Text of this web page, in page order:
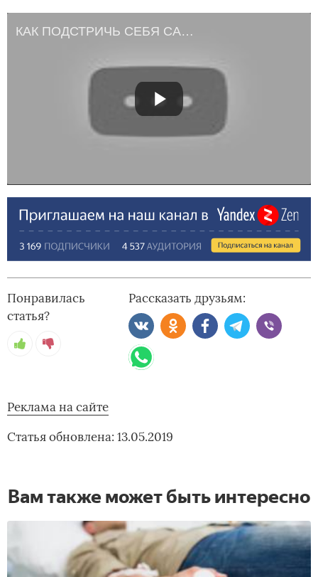
КАК ПОДСТРИЧЬ СЕБЯ САМОЙ || Стрижка Каскад Лесенка на длинные волосы подравнять лайфхак ✿Mari Link✿
Понравилась
статья?
Рассказать друзьям:
Реклама на сайте
Статья обновлена: 13.05.2019
Вам также может быть интересно